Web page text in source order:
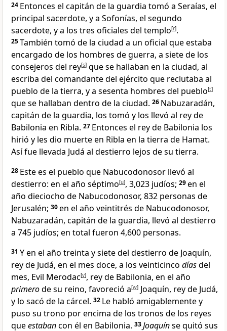
24 Entonces el capitán de la guardia tomó a Seraías, el
principal sacerdote, y a Sofonías, el segundo
sacerdote, y a los tres oficiales del templo[r].
25También tomó de la ciudad a un oficial que estaba
encargado de los hombres de guerra, a siete de los
consejeros del rey[s] que se hallaban en la ciudad, al
escriba del comandante del ejército que reclutaba al
pueblo de la tierra, y a sesenta hombres del pueblo[t]
que se hallaban dentro de la ciudad. 26 Nabuzaradán,
capitán de la guardia, los tomó y los llevó al rey de
Babilonia en Ribla. 27 Entonces el rey de Babilonia los
hirió y les dio muerte en Ribla en la tierra de Hamat.
Así fue llevada Judá al destierro lejos de su tierra.
28 Este es el pueblo que Nabucodonosor llevó al
destierro: en el año séptimo[u], 3,023 judíos; 29en el
año dieciocho de Nabucodonosor, 832 personas de
Jerusalén; 30en el año veintitrés de Nabucodonosor,
Nabuzaradán, capitán de la guardia, llevó al destierro
a 745 judíos; en total fueron 4,600 personas.
31 Y en el año treinta y siete del destierro de Joaquín,
rey de Judá, en el mes doce, a los veinticinco díasdel
mes, Evil Merodac[v], rey de Babilonia, en el año
primerode su reino, favoreció a[w] Joaquín, rey de Judá,
y lo sacó de la cárcel. 32 Le habló amigablemente y
puso su trono por encima de los tronos de los reyes
queestabancon él en Babilonia. 33Joaquínse quitó sus